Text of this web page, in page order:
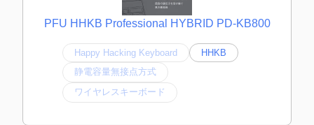
PFU HHKB Professional HYBRID PD-KB800
Happy Hacking Keyboard
HHKB
静電容量無接点方式
ワイヤレスキーボード